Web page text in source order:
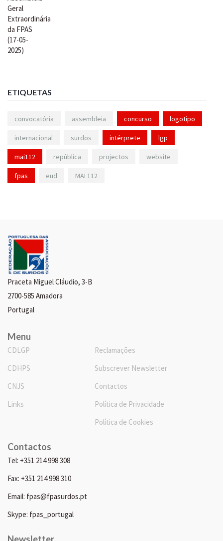
ETIQUETAS
convocatória assembleia concurso logotipo
internacional surdos intérprete lgp
mai112 república projectos website
fpas eud MAI 112
Praceta Miguel Cláudio, 3-B
2700-585 Amadora
Portugal
Menu
CDLGP
CDHPS
CNJS
Links
Reclamações
Subscrever Newsletter
Contactos
Política de Privacidade
Política de Cookies
Contactos
Tel: +351 214 998 308
Fax: +351 214 998 310
Email: fpas@fpasurdos.pt
Skype: fpas_portugal